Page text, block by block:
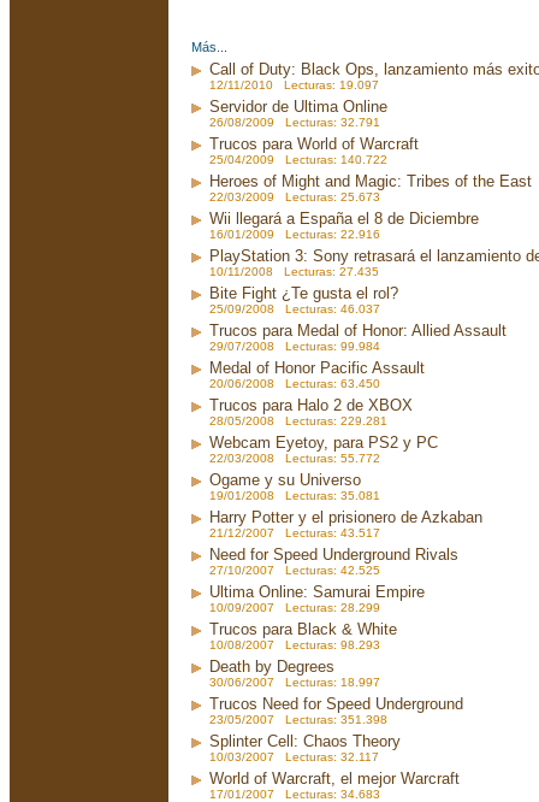
Más...
Call of Duty: Black Ops, lanzamiento más
12/11/2010 Lecturas: 19.097
Servidor de Ultima Online
26/08/2009 Lecturas: 32.791
Trucos para World of Warcraft
25/04/2009 Lecturas: 140.722
Heroes of Might and Magic: Tribes of the East
22/03/2009 Lecturas: 25.673
Wii llegará a España el 8 de Diciembre
16/01/2009 Lecturas: 22.916
PlayStation 3: Sony retrasará el lanzamiento
10/11/2008 Lecturas: 27.435
Bite Fight ¿Te gusta el rol?
25/09/2008 Lecturas: 46.037
Trucos para Medal of Honor: Allied Assault
29/07/2008 Lecturas: 99.984
Medal of Honor Pacific Assault
20/06/2008 Lecturas: 63.450
Trucos para Halo 2 de XBOX
28/05/2008 Lecturas: 229.281
Webcam Eyetoy, para PS2 y PC
22/03/2008 Lecturas: 55.772
Ogame y su Universo
19/01/2008 Lecturas: 35.081
Harry Potter y el prisionero de Azkaban
21/12/2007 Lecturas: 43.517
Need for Speed Underground Rivals
27/10/2007 Lecturas: 42.525
Ultima Online: Samurai Empire
10/09/2007 Lecturas: 28.299
Trucos para Black & White
10/08/2007 Lecturas: 98.293
Death by Degrees
30/06/2007 Lecturas: 18.997
Trucos Need for Speed Underground
23/05/2007 Lecturas: 351.398
Splinter Cell: Chaos Theory
10/03/2007 Lecturas: 32.117
World of Warcraft, el mejor Warcraft
17/01/2007 Lecturas: 34.683